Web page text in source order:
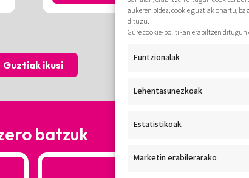
aukeren bidez, cookie guztiak onartu,
dituzu.
Gure cookie-politikan erabiltzen
Funtzionalak
Lehentasunezkoak
Estatistikoak
Marketin erabilerarako
Guztiak ikusi
batzuk